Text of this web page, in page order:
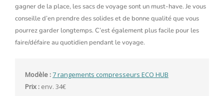
gagner de la place, les sacs de voyage sont un must-have. Je vous
conseille d’en prendre des solides et de bonne qualité que vous
pourrez garder longtemps. C’est également plus facile pour les
faire/défaire au quotidien pendant le voyage.
Modèle :7 rangements compresseurs ECO HUB
Prix :